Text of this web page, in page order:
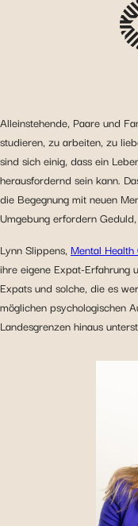
Alleinstehende, Paare und
studieren, zu arbeiten, zu
sind sich einig, dass ein
herausfordernd sein kann.
die Begegnung mit neuen
Umgebung erfordern
Lynn Slippens, Mental
ihre eigene Expat-Erfahrung
Expats und solche, die es
möglichen psychologischen
Landesgrenzen hinaus